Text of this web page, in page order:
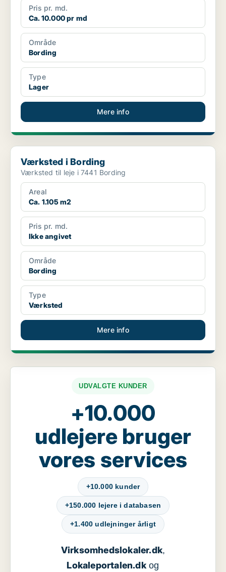
Pris pr. md.
Ca. 10.000 pr md
Område
Bording
Type
Lager
Mere info
Værksted i Bording
Værksted i Bording
Værksted til leje i 7441 Bording
Areal
Ca. 1.105 m2
Pris pr. md.
Ikke angivet
Område
Bording
Type
Værksted
Mere info
UDVALGTE KUNDER
+10.000
udlejere bruger
vores services
+10.000 kunder
+150.000 lejere i databasen
+1.400 udlejninger årligt
Virksomhedslokaler.dk,
Lokaleportalen.dkog